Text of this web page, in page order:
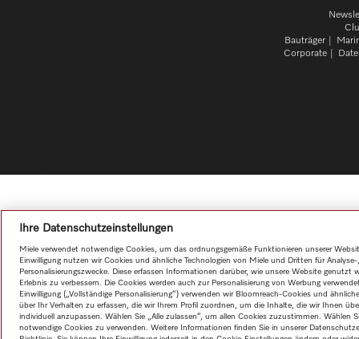
Bauträger
Corporate
Ihre Datenschutzeinstellungen
Miele verwendet notwendige Cookies, um das ordnungsgemäße Funktionieren unserer
Einwilligung nutzen wir Cookies und ähnliche Technologien von Miele und Dritten für
Personalisierungszwecke. Diese erfassen Informationen darüber, wie unsere Website
Erlebnis zu verbessern. Die Cookies werden auch zur Personalisierung von Werbung
Einwilligung („Vollständige Personalisierung“) verwenden wir Bloomreach-Cookies und
über Ihr Verhalten zu erfassen, die wir Ihrem Profil zuordnen, um die Inhalte, die wir Ihnen
individuell anzupassen. Wählen Sie „Alle zulassen“, um allen Cookies zuzustimmen. Wählen
notwendige Cookies zu verwenden. Weitere Informationen finden Sie in unserer